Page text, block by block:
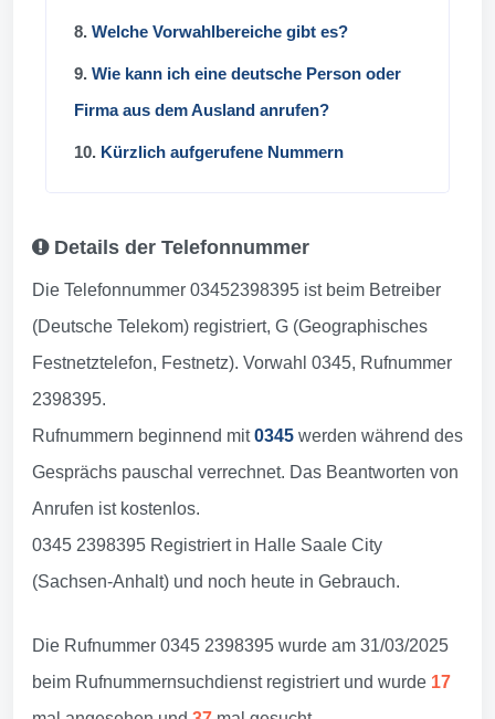
8. Welche Vorwahlbereiche gibt es?
9. Wie kann ich eine deutsche Person oder
Firma aus dem Ausland anrufen?
10. Kürzlich aufgerufene Nummern
Details der Telefonnummer
Die Telefonnummer 03452398395 ist beim Betreiber
(Deutsche Telekom) registriert, G (Geographisches
Festnetztelefon, Festnetz). Vorwahl 0345, Rufnummer
2398395.
Rufnummern beginnend mit0345 werden während des
Gesprächs pauschal verrechnet. Das Beantworten von
Anrufen ist kostenlos.
0345 2398395 Registriert in Halle Saale City
(Sachsen-Anhalt) und noch heute in Gebrauch.
Die Rufnummer 0345 2398395 wurde am 31/03/2025
beim Rufnummernsuchdienst registriert und wurde 17